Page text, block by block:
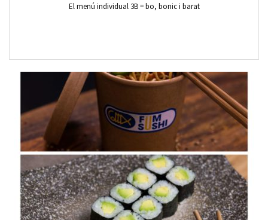
El menú individual 3B = bo, bonic i barat